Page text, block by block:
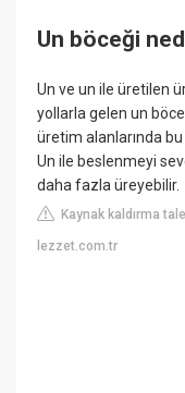
Un böceği
Un ve un ile üretilen
yollarla gelen un
üretim alanlarında
Un ile beslenmeyi
daha fazla üreyebilir.
Kaynak kaldırma
lezzet.com.tr